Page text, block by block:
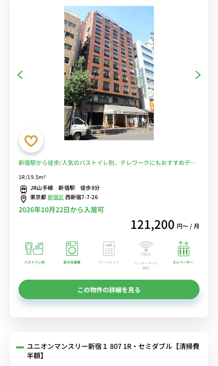
新宿駅から徒歩/人気のバストイレ別、テレワークにもおすすめデス
クのあるお部屋■選べるWi-Fi格安レンタル中！
1R/19.5m²
JR山手線 新宿駅 徒歩8分
東京都新宿区西新宿7-7-26
2026年10月22日から入居可
121,200 円〜 / 月
バストイレ別 室内洗濯機 オートロック
インターネット
無料
エレベーター
この物件の詳細を見る
ユニオンマンスリー新宿１ 807 1R・セミダブル【清掃費
半額】